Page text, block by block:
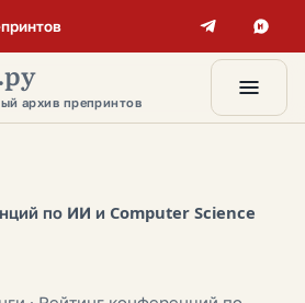
.ру
архив препринтов
по ИИ и Computer Science